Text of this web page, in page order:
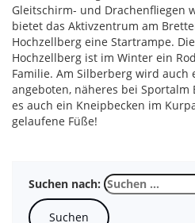
Gleitschirm- und Drachenfliegen
bietet das Aktivzentrum am
Hochzellberg eine Startrampe.
Hochzellberg ist im Winter ein
Familie. Am Silberberg wird auch
angeboten, näheres bei
es auch ein Kneipbecken im
gelaufene Füße!
Suchen nach: